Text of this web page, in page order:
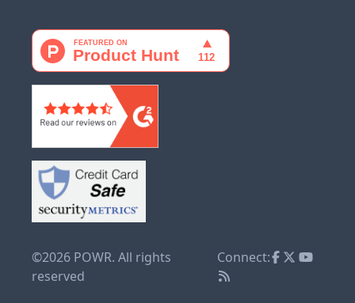
©2026 POWR. All rights
reserved
Connect: